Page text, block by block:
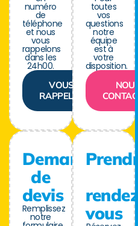
numéro
de
téléphone
et nous
vous
rappelons
dans les
24h00.
VOUS
RAPPELER
Demande
de
devis
Remplissez
notre
toutes
vos
questions
notre
équipe
est à
votre
disposition.
NOUS
Prendre
rendez-
vous